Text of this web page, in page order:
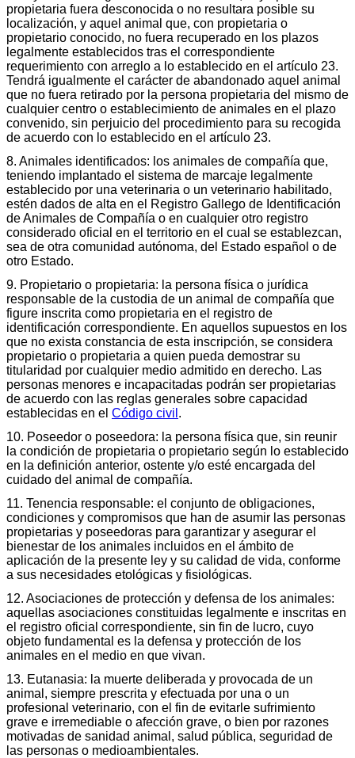
propietaria fuera desconocida o no resultara posible su
localización, y aquel animal que, con propietaria o
propietario conocido, no fuera recuperado en los plazos
legalmente establecidos tras el correspondiente
requerimiento con arreglo a lo establecido en el artículo 23.
Tendrá igualmente el carácter de abandonado aquel animal
que no fuera retirado por la persona propietaria del mismo de
cualquier centro o establecimiento de animales en el plazo
convenido, sin perjuicio del procedimiento para su recogida
de acuerdo con lo establecido en el artículo 23.
8. Animales identificados: los animales de compañía que,
teniendo implantado el sistema de marcaje legalmente
establecido por una veterinaria o un veterinario habilitado,
estén dados de alta en el Registro Gallego de Identificación
de Animales de Compañía o en cualquier otro registro
considerado oficial en el territorio en el cual se establezcan,
sea de otra comunidad autónoma, del Estado español o de
otro Estado.
9. Propietario o propietaria: la persona física o jurídica
responsable de la custodia de un animal de compañía que
figure inscrita como propietaria en el registro de
identificación correspondiente. En aquellos supuestos en los
que no exista constancia de esta inscripción, se considera
propietario o propietaria a quien pueda demostrar su
titularidad por cualquier medio admitido en derecho. Las
personas menores e incapacitadas podrán ser propietarias
de acuerdo con las reglas generales sobre capacidad
establecidas en el Código civil .
10. Poseedor o poseedora: la persona física que, sin reunir
la condición de propietaria o propietario según lo establecido
en la definición anterior, ostente y/o esté encargada del
cuidado del animal de compañía.
11. Tenencia responsable: el conjunto de obligaciones,
condiciones y compromisos que han de asumir las personas
propietarias y poseedoras para garantizar y asegurar el
bienestar de los animales incluidos en el ámbito de
aplicación de la presente ley y su calidad de vida, conforme
a sus necesidades etológicas y fisiológicas.
12. Asociaciones de protección y defensa de los animales:
aquellas asociaciones constituidas legalmente e inscritas en
el registro oficial correspondiente, sin fin de lucro, cuyo
objeto fundamental es la defensa y protección de los
animales en el medio en que vivan.
13. Eutanasia: la muerte deliberada y provocada de un
animal, siempre prescrita y efectuada por una o un
profesional veterinario, con el fin de evitarle sufrimiento
grave e irremediable o afección grave, o bien por razones
motivadas de sanidad animal, salud pública, seguridad de
las personas o medioambientales.